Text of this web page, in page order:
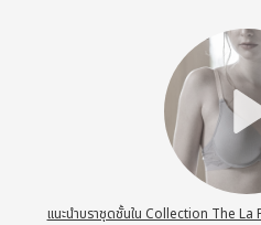
แนะนำบราชุดชั้นใน Collection The